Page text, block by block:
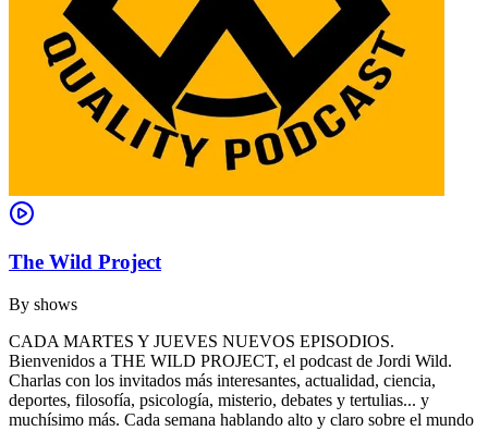
The Wild Project
By shows
CADA MARTES Y JUEVES NUEVOS EPISODIOS.
Bienvenidos a THE WILD PROJECT, el podcast de Jordi Wild.
Charlas con los invitados más interesantes, actualidad, ciencia,
deportes, filosofía, psicología, misterio, debates y tertulias... y
muchísimo más. Cada semana hablando alto y claro sobre el mundo